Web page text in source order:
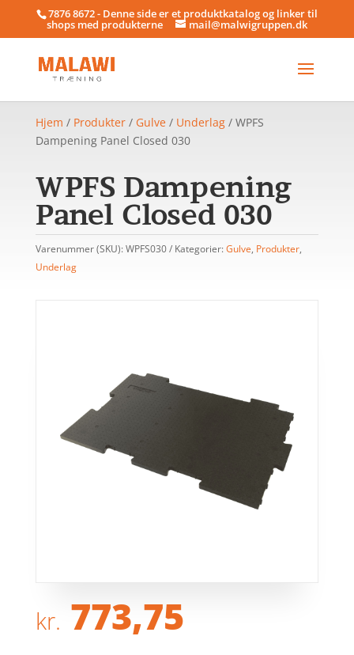
7876 8672 - Denne side er et produktkatalog og linker til
shops med produkterne mail@malwigruppen.dk
Hjem / Produkter/ Gulve/ Underlag/ WPFS
Dampening Panel Closed 030
WPFS Dampening
Panel Closed 030
Varenummer (SKU): WPFS030 Kategorier: Gulve, Produkter,
Underlag
kr. 773,75